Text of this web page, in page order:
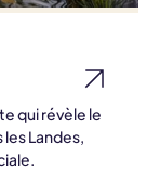
qui révèle le
Landes,